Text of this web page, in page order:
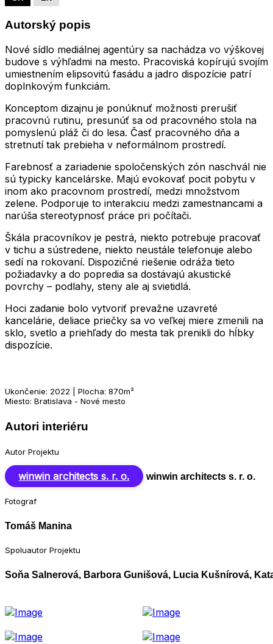
Autorský popis
Nové sídlo mediálnej agentúry sa nachádza vo výškovej
budove s výhľadmi na mesto. Pracoviská kopírujú svojím
umiestnením elipsovitú fasádu a jadro dispozície patrí
doplnkovým funkciám.
Konceptom dizajnu je ponúknuť možnosti prerušiť
pracovnú rutinu, presunúť sa od pracovného stola na
pomyslenú pláž či do lesa. Časť pracovného dňa a
stretnutí tak prebieha v neformálnom prostredí.
Farebnosť a zariadenie spoločenských zón naschvál nie
sú typicky kancelárske. Majú evokovať pocit pobytu v
inom ako pracovnom prostredí, medzi množstvom
zelene. Podporuje to interakciu medzi zamestnancami a
narúša stereotypnosť práce pri počítači.
Škála pracovníkov je pestrá, niekto potrebuje pracovať
v tichu a sústredene, niekto neustále telefonuje alebo
sedí na rokovaní. Dispozičné riešenie odráža tieto
požiadavky a do popredia sa dostávajú akustické
povrchy – podlahy, steny ale aj svietidlá.
Hoci zadanie bolo vytvoriť prevažne uzavreté
kancelárie, deliace priečky sa vo veľkej miere zmenili na
sklo, svetlo a priehľady do mesta tak prenikli do hĺbky
dispozície.
Ukončenie: 2022 | Plocha: 870m²
Miesto: Bratislava - Nové mesto
Autori interiéru
Autor Projektu
winwin architects s. r. o. winwin architects s. r. o.
Fotograf
Tomáš Manina
Spoluautor Projektu
Soňa Salnerová, Barbora Gunišová, Lucia Kušnírová,